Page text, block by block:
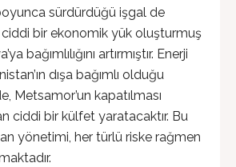
sürdürdüğü işgal de
bir ekonomik yük oluşturmuş
bağımlılığını artırmıştır. Enerji
dışa bağımlı olduğu
Metsamor’un kapatılması
ciddi bir külfet yaratacaktır. Bu
yönetimi, her türlü riske rağmen